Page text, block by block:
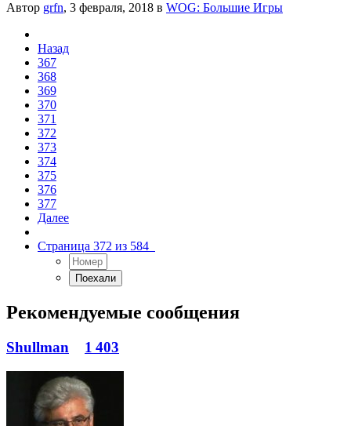
Автор grfn, 3 февраля, 2018 в WOG: Большие Игры
Назад
367
368
369
370
371
372
373
374
375
376
377
Далее
Страница 372 из 584
Рекомендуемые сообщения
Shullman 1 403